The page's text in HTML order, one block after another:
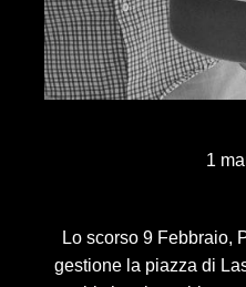
1
Lo scorso 9 Febbraio,
gestione la piazza di